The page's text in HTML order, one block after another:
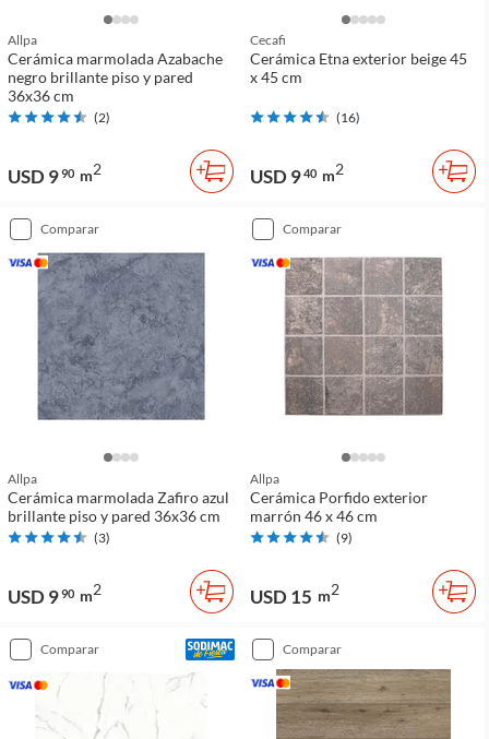
Allpa
Cerámica marmolada Azabache
negro brillante piso y pared
36x36 cm
(2)
USD 990 m2
Cecafi
Cerámica Etna exterior beige 45
x 45 cm
(16)
USD 940 m2
comparar
Allpa
Cerámica marmolada Zafiro azul
brillante piso y pared 36x36 cm
(3)
USD 990 m2
comparar
Allpa
Cerámica Porfido exterior
marrón 46 x 46 cm
(9)
USD 15 m2
comparar comparar